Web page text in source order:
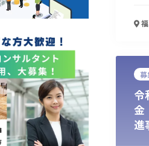
募
令
金
進